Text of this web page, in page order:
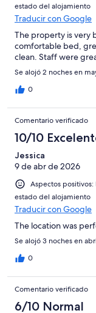
estado del alojamiento
Traducir con Google
The property is very
comfortable bed,
clean. Staff were
Se alojó 2 noches en
0
Comentario verificado
10/10
Jessica
9 de abr de 2026
Aspectos positivos:
estado del alojamiento
Traducir con Google
The location was
Se alojó 3 noches en
0
Comentario verificado
6/10 Normal